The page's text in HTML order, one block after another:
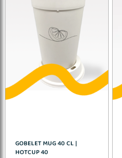
GOBELET MUG 40 CL |
HOTCUP 40